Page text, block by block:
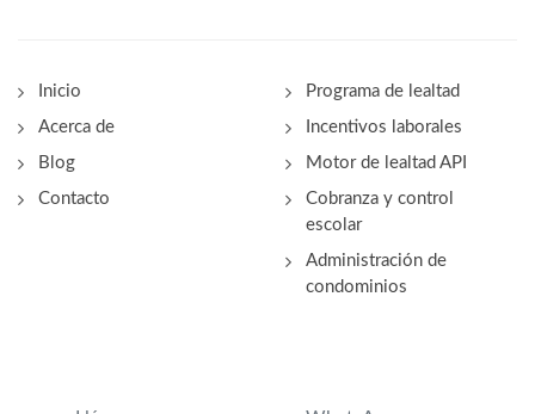
Inicio
Acerca de
Blog
Contacto
Programa de lealtad
Incentivos laborales
Motor de lealtad API
Cobranza y control
escolar
Administración de
condominios